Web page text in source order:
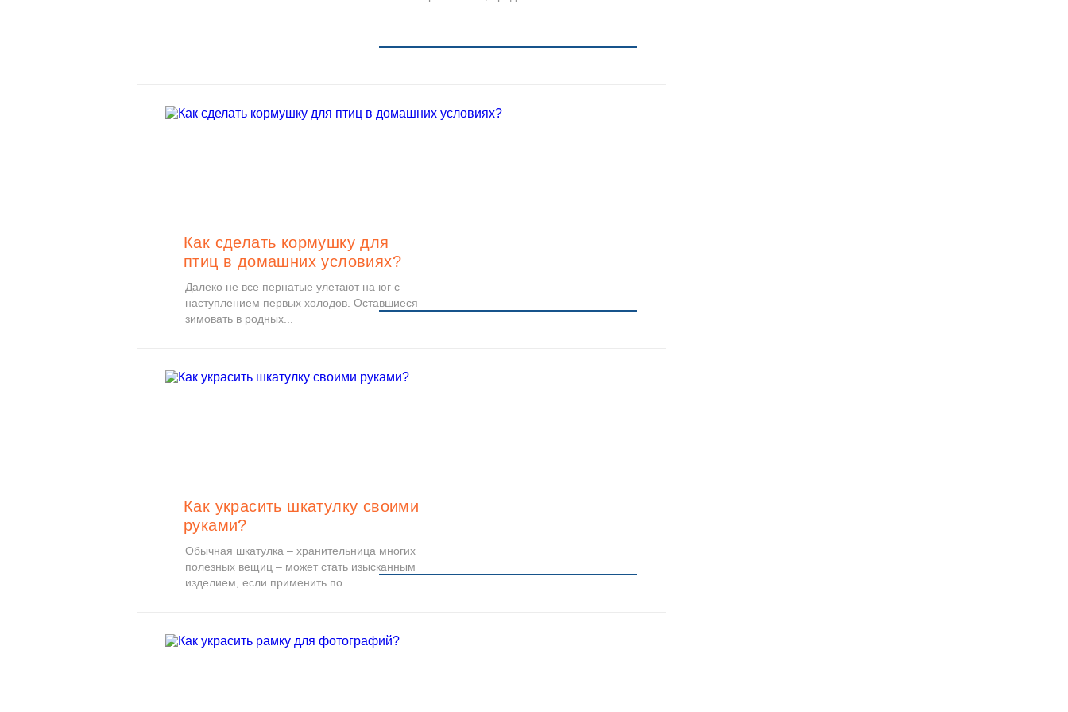
Как сделать кормушку для
птиц в домашних условиях?
Далеко не все пернатые улетают на юг с
наступлением первых холодов. Оставшиеся
зимовать в родных...
Как украсить шкатулку своими
руками?
Обычная шкатулка – хранительница многих
полезных вещиц – может стать изысканным
изделием, если применить по...